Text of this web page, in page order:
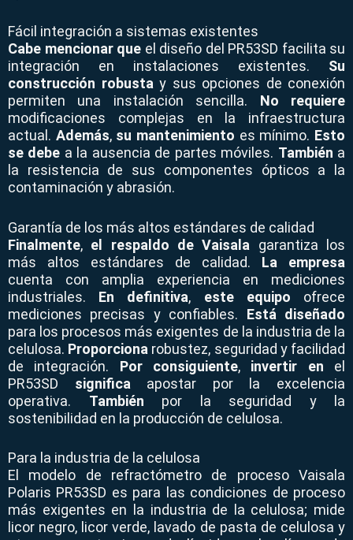
Fácil integración a sistemas existentes
Cabe mencionar que el diseño del PR53SD facilita su
integración en instalaciones existentes. Su
construcción robusta y sus opciones de conexión
permiten una instalación sencilla. No requiere
modificaciones complejas en la infraestructura
actual. Además, su mantenimiento es mínimo. Esto
se debe a la ausencia de partes móviles. También a
la resistencia de sus componentes ópticos a la
contaminación y abrasión.
Garantía de los más altos estándares de calidad
Finalmente, el respaldo de Vaisala garantiza los
más altos estándares de calidad. La empresa
cuenta con amplia experiencia en mediciones
industriales. En definitiva, este equipo ofrece
mediciones precisas y confiables. Está diseñado
para los procesos más exigentes de la industria de la
celulosa. Proporciona robustez, seguridad y facilidad
de integración. Por consiguiente, invertir en el
PR53SD significa apostar por la excelencia
operativa. También por la seguridad y la
sostenibilidad en la producción de celulosa.
Para la industria de la celulosa
El modelo de refractómetro de proceso Vaisala
Polaris PR53SD es para las condiciones de proceso
más exigentes en la industria de la celulosa; mide
licor negro, licor verde, lavado de pasta de celulosa y